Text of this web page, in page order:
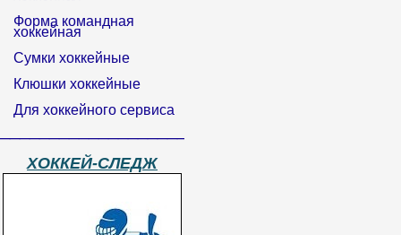
Форма командная
хоккейная
Сумки хоккейные
Клюшки хоккейные
Для хоккейного сервиса
ХОККЕЙ-СЛЕДЖ